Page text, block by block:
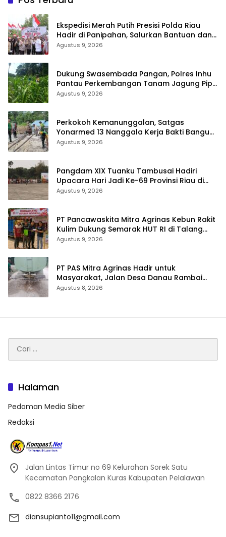
Ekspedisi Merah Putih Presisi Polda Riau
Hadir di Panipahan, Salurkan Bantuan dan
Layanan Kesehatan
Agustus 9, 2026
Dukung Swasembada Pangan, Polres Inhu
Pantau Perkembangan Tanam Jagung Pipil
Agustus 9, 2026
Perkokoh Kemanunggalan, Satgas
Yonarmed 13 Nanggala Kerja Bakti Bangun
Masjid Al-Hikmah di Kapuas Hulu
Agustus 9, 2026
Pangdam XIX Tuanku Tambusai Hadiri
Upacara Hari Jadi Ke-69 Provinsi Riau di
Pekanbaru
Agustus 9, 2026
‎PT Pancawaskita Mitra Agrinas Kebun Rakit
Kulim Dukung Semarak HUT RI di Talang
Perigi
Agustus 9, 2026
‎PT PAS Mitra Agrinas Hadir untuk
Masyarakat, Jalan Desa Danau Rambai
Dirawat dan Disiram
Agustus 8, 2026
untuk:
Halaman
Pedoman Media Siber
Redaksi
Jalan Lintas Timur no 69 Kelurahan Sorek Satu
Kecamatan Pangkalan Kuras Kabupaten Pelalawan
0822 8366 2176
diansupianto11@gmail.com